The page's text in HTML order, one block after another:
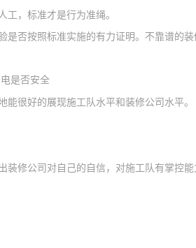
工，标准才是行为准绳。
否按照标准实施的有力证明。不靠谱的
是否安全
能很好的展现施工队水平和装修公司水平。
装修公司对自己的自信，对施工队有掌控